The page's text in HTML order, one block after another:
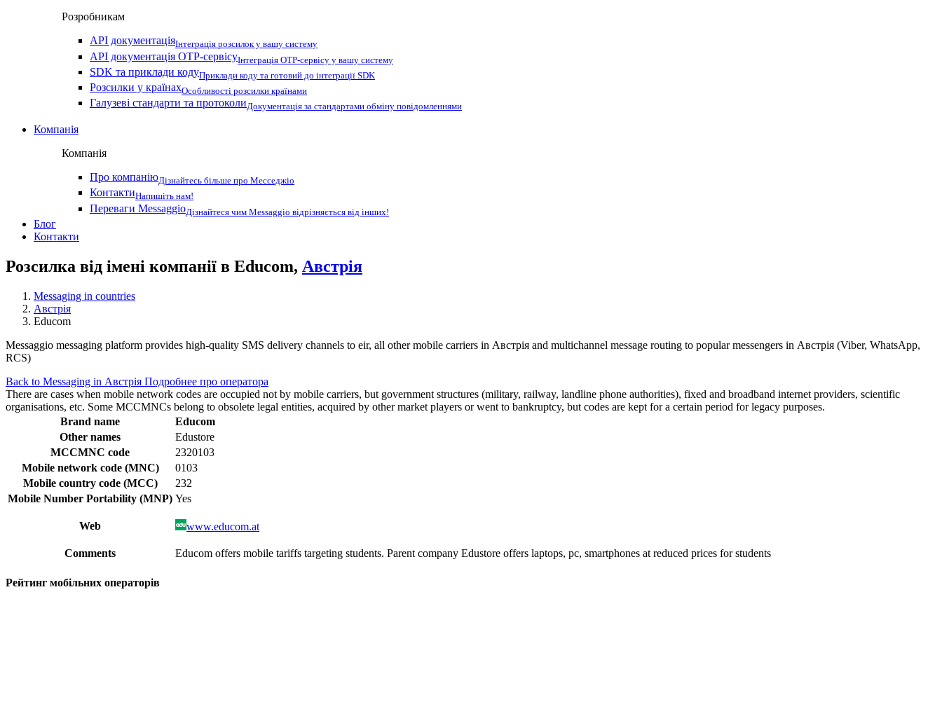
Розробникам
API документаціяІнтеграція розсилок у вашу систему
API документація OTP-сервісуІнтеграція OTP-сервісу у вашу систему
SDK та приклади кодуПриклади коду та готовий до інтеграції SDK
Розсилки у країнахОсобливості розсилки країнами
Галузеві стандарти та протоколиДокументація за стандартами обміну повідомленнями
Компанія
Компанія
Про компаніюДізнайтесь більше про Месседжіо
КонтактиНапишіть нам!
Переваги MessaggioДізнайтеся чим Messaggio відрізняється від інших!
Блог
Контакти
Розсилка від імені компанії в Educom, Австрія
Messaging in countries
Австрія
Educom
Messaggio messaging platform provides high-quality SMS delivery channels to eir, all other mobile carriers in Австрія and multichannel message routing to popular messengers in Австрія (Viber, WhatsApp,
RCS)
Back to Messaging in Австрія Подробнее про оператора
There are cases when mobile network codes are occupied not by mobile carriers, but government structures (military, railway, landline phone authorities), fixed and broadband internet providers, scientific
organisations, etc. Some MCCMNCs belong to obsolete legal entities, acquired by other market players or went to bankruptcy, but codes are kept for a certain period for legacy purposes.
Brand name
Educom
Other names
Edustore
MCCMNC code
2320103
Mobile network code (MNC)
0103
Mobile country code (MCC)
232
Mobile Number Portability (MNP) Yes
Web www.educom.at
Comments Educom offers mobile tariffs targeting students. Parent company Edustore offers laptops, pc, smartphones at reduced prices for students
Рейтинг мобільних операторів